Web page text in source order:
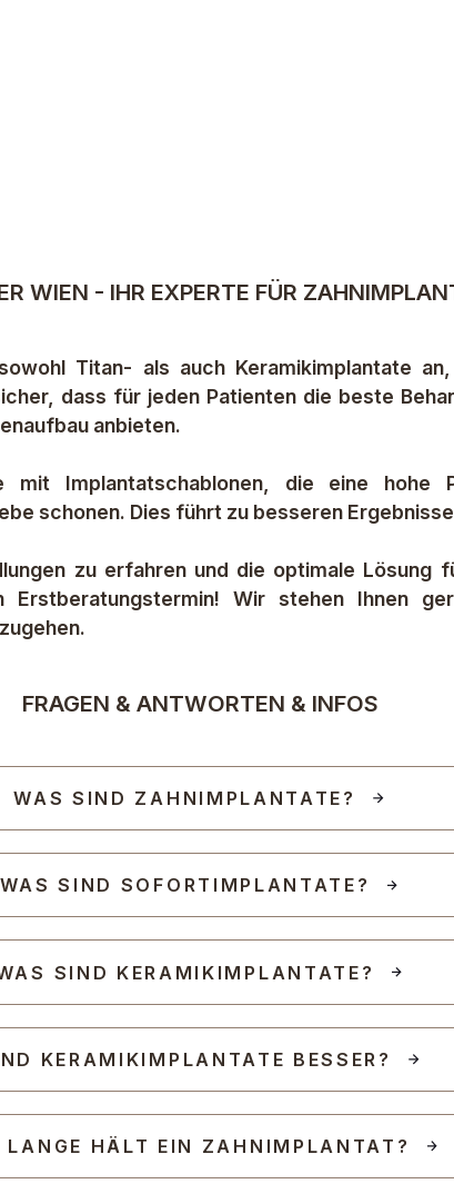
WIEN - IHR EXPERTE FÜR
Titan- als auch Keramikimplantate
dass für jeden Patienten die beste
anbieten.
mit Implantatschablonen, die eine hohe
schonen. Dies führt zu besseren
zu erfahren und die optimale Lösung
Erstberatungstermin! Wir stehen Ihnen
FRAGEN & ANTWORTEN & INFOS
WAS SIND ZAHNIMPLANTATE?
WAS SIND SOFORTIMPLANTATE?
SIND KERAMIKIMPLANTATE?
KERAMIKIMPLANTATE BESSER?
LANGE HÄLT EIN ZAHNIMPLANTAT?